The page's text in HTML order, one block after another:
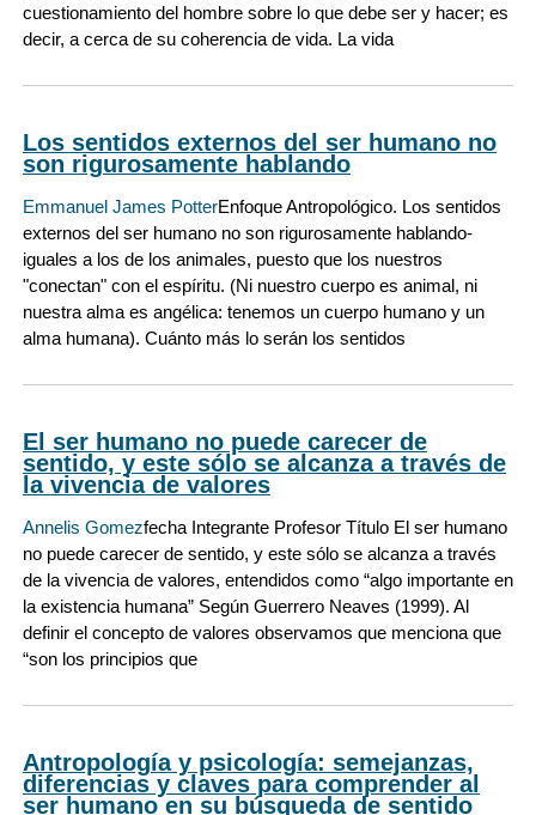
cuestionamiento del hombre sobre lo que debe ser y hacer; es
decir, a cerca de su coherencia de vida. La vida
Los sentidos externos del ser humano no
son rigurosamente hablando
Emmanuel James PotterEnfoque Antropológico. Los sentidos
externos del ser humano no son rigurosamente hablando-
iguales a los de los animales, puesto que los nuestros
"conectan" con el espíritu. (Ni nuestro cuerpo es animal, ni
nuestra alma es angélica: tenemos un cuerpo humano y un
alma humana). Cuánto más lo serán los sentidos
El ser humano no puede carecer de
sentido, y este sólo se alcanza a través de
la vivencia de valores
Annelis Gomezfecha Integrante Profesor Título El ser humano
no puede carecer de sentido, y este sólo se alcanza a través
de la vivencia de valores, entendidos como “algo importante en
la existencia humana” Según Guerrero Neaves (1999). Al
definir el concepto de valores observamos que menciona que
“son los principios que
Antropología y psicología: semejanzas,
diferencias y claves para comprender al
ser humano en su búsqueda de sentido